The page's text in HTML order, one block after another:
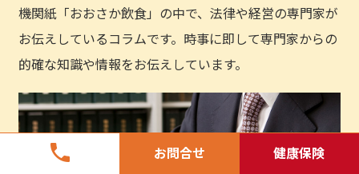
phone お問合せ 健康保険
機関紙「おおさか飲食」の中で、法律や経営の専門家が
お伝えしているコラムです。時事に即して専門家からの
的確な知識や情報をお伝えしています。